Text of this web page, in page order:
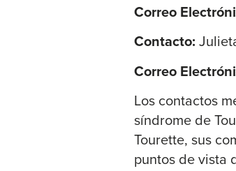
Correo
Contacto:
Correo
Los contactos
síndrome de
Tourette, sus
puntos de vista